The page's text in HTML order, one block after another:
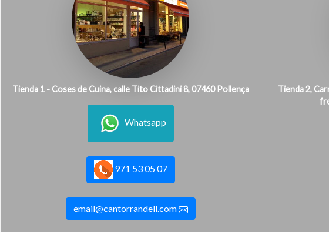
Tienda 1 - Coses de Cuina, calle Tito Cittadini 8, 07460 Pollença
Whatsapp
971 53 05 07
email@cantorrandell.com
Tienda 2,